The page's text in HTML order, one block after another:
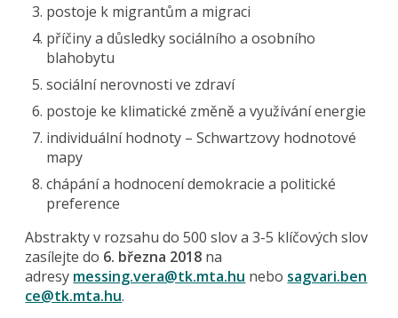
postoje k migrantům a migraci
příčiny a důsledky sociálního a osobního
blahobytu
sociální nerovnosti ve zdraví
postoje ke klimatické změně a využívání energie
individuální hodnoty – Schwartzovy hodnotové
mapy
chápání a hodnocení demokracie a politické
preference
Abstrakty v rozsahu do 500 slov a 3-5 klíčových slov
zasílejte do 6. března 2018 na
adresy messing.vera@tk.mta.hu nebo sagvari.ben
ce@tk.mta.hu.